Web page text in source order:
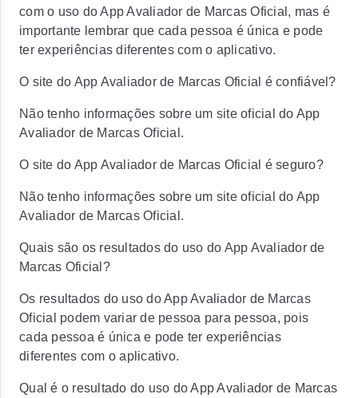
com o uso do App Avaliador de Marcas Oficial, mas é
importante lembrar que cada pessoa é única e pode
ter experiências diferentes com o aplicativo.
O site do App Avaliador de Marcas Oficial é confiável?
Não tenho informações sobre um site oficial do App
Avaliador de Marcas Oficial.
O site do App Avaliador de Marcas Oficial é seguro?
Não tenho informações sobre um site oficial do App
Avaliador de Marcas Oficial.
Quais são os resultados do uso do App Avaliador de
Marcas Oficial?
Os resultados do uso do App Avaliador de Marcas
Oficial podem variar de pessoa para pessoa, pois
cada pessoa é única e pode ter experiências
diferentes com o aplicativo.
Qual é o resultado do uso do App Avaliador de Marcas